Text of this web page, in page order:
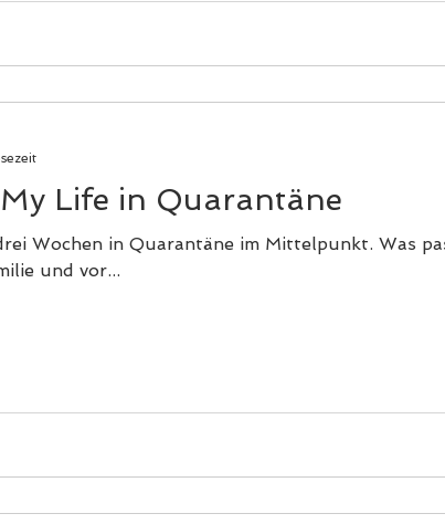
Life in Quarantäne
Wochen in Quarantäne im Mittelpunkt. Was
und vor...